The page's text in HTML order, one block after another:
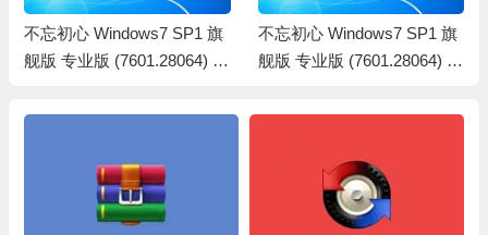
不忘初心 Windows7 SP1 旗
舰版 专业版 (7601.28064) X
不忘初心 Windows7 SP1 旗
舰版 专业版 (7601.28064) X